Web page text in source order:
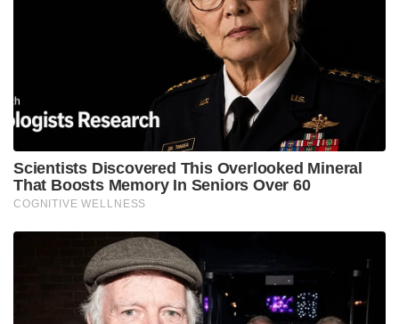
Scientists Discovered This Overlooked Mineral
That Boosts Memory In Seniors Over 60
COGNITIVE WELLNESS